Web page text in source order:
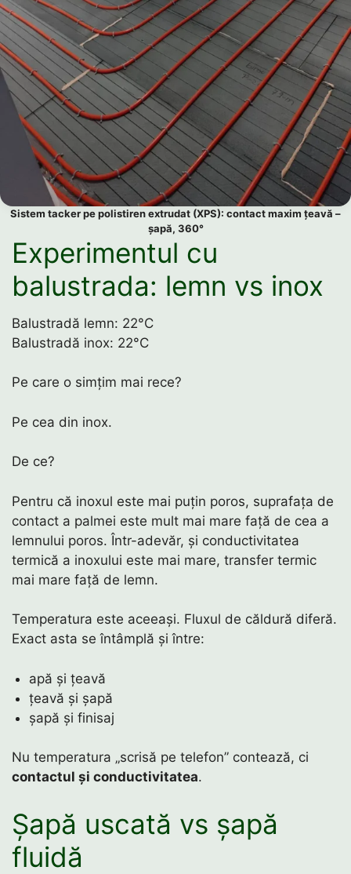
Sistem tacker pe polistiren extrudat (XPS): contact maxim țeavă –
șapă, 360°
Experimentul cu
balustrada: lemn vs inox
Balustradă lemn: 22°C
Balustradă inox: 22°C
Pe care o simțim mai rece?
Pe cea din inox.
De ce?
Pentru că inoxul este mai puțin poros, suprafața de
contact a palmei este mult mai mare față de cea a
lemnului poros. Într-adevăr, și conductivitatea
termică a inoxului este mai mare, transfer termic
mai mare față de lemn.
Temperatura este aceeași. Fluxul de căldură diferă.
Exact asta se întâmplă și între:
apă și țeavă
țeavă și șapă
șapă și finisaj
Nu temperatura „scrisă pe telefon” contează, ci
contactul și conductivitatea.
Șapă uscată vs șapă
fluidă